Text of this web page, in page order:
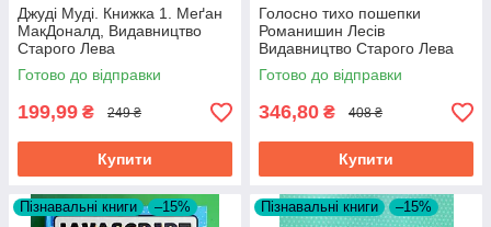
Джуді Муді. Книжка 1. Меґан
МакДоналд, Видавництво
Старого Лева
Готово до відправки
199,99 ₴ 249 ₴
Купити
Голосно тихо пошепки
Романишин Лесів
Видавництво Старого Лева
Готово до відправки
346,80 ₴ 408 ₴
Купити
Пізнавальні книги –15% Пізнавальні книги –15%